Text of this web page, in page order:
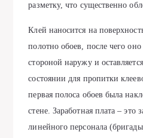
разметку, что существенно
Клей наносится на
полотно обоев, после чего
стороной наружу и
состоянии для пропитки
первая полоса обоев была
стене. Заработная плата – это
линейного персонала